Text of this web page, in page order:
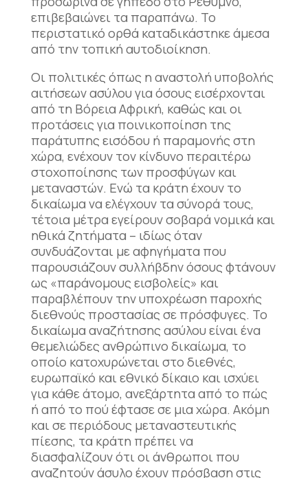
επιβεβαιώνει τα παραπάνω. Το
περιστατικό ορθά καταδικάστηκε άμεσα
από την τοπική αυτοδιοίκηση.
Οι πολιτικές όπως η αναστολή υποβολής
αιτήσεων ασύλου για όσους εισέρχονται
από τη Βόρεια Αφρική, καθώς και οι
προτάσεις για ποινικοποίηση της
παράτυπης εισόδου ή παραμονής στη
χώρα, ενέχουν τον κίνδυνο περαιτέρω
στοχοποίησης των προσφύγων και
μεταναστών. Ενώ τα κράτη έχουν το
δικαίωμα να ελέγχουν τα σύνορά τους,
τέτοια μέτρα εγείρουν σοβαρά νομικά και
ηθικά ζητήματα – ιδίως όταν
συνδυάζονται με αφηγήματα που
παρουσιάζουν συλλήβδην όσους φτάνουν
ως «παράνομους εισβολείς» και
παραβλέπουν την υποχρέωση παροχής
διεθνούς προστασίας σε πρόσφυγες. Το
δικαίωμα αναζήτησης ασύλου είναι ένα
θεμελιώδες ανθρώπινο δικαίωμα, το
οποίο κατοχυρώνεται στο διεθνές,
ευρωπαϊκό και εθνικό δίκαιο και ισχύει
για κάθε άτομο, ανεξάρτητα από το πώς
ή από το πού έφτασε σε μια χώρα. Ακόμη
και σε περιόδους μεταναστευτικής
πίεσης, τα κράτη πρέπει να
διασφαλίζουν ότι οι άνθρωποι που
αναζητούν άσυλο έχουν πρόσβαση στις